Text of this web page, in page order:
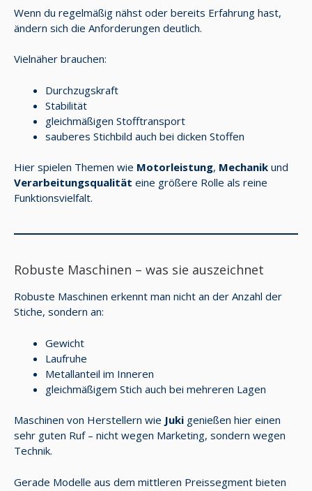
Wenn du regelmäßig nähst oder bereits Erfahrung hast,
ändern sich die Anforderungen deutlich.
Vielnäher brauchen:
Durchzugskraft
Stabilität
gleichmäßigen Stofftransport
sauberes Stichbild auch bei dicken Stoffen
Hier spielen Themen wie Motorleistung, Mechanik und
Verarbeitungsqualität eine größere Rolle als reine
Funktionsvielfalt.
Robuste Maschinen – was sie auszeichnet
Robuste Maschinen erkennt man nicht an der Anzahl der
Stiche, sondern an:
Gewicht
Laufruhe
Metallanteil im Inneren
gleichmäßigem Stich auch bei mehreren Lagen
Maschinen von Herstellern wie Juki genießen hier einen
sehr guten Ruf – nicht wegen Marketing, sondern wegen
Technik.
Gerade Modelle aus dem mittleren Preissegment bieten